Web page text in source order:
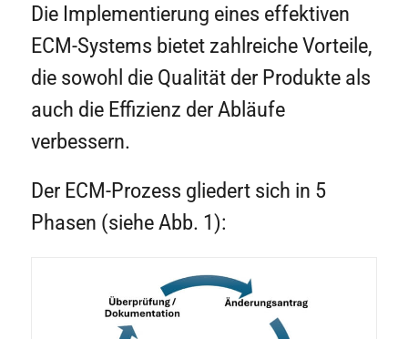
Die Implementierung eines effektiven
ECM-Systems bietet zahlreiche Vorteile,
die sowohl die Qualität der Produkte als
auch die Effizienz der Abläufe
verbessern.
Der ECM-Prozess gliedert sich in 5
Phasen (siehe Abb. 1):